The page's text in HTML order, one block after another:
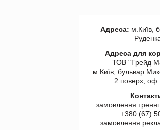
Адреса: м.Київ,
Адреса для
ТОВ "Tрейд
м.Київ, бульвар
2 поверх, оф
замовлення
+380 (67)
замовлення